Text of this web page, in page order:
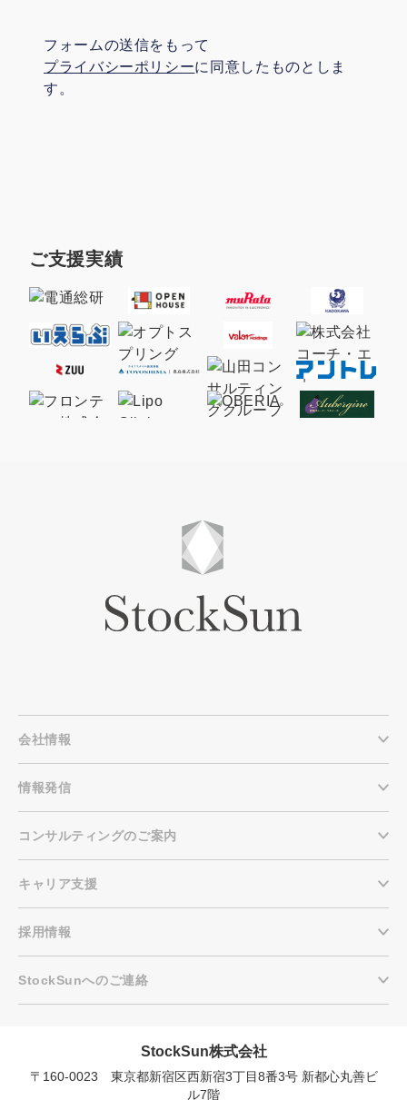
募集要項一覧
プロに無料相談をする
会社概要資料をダウンロー
ドする
フォームの送信をもって
プライバシーポリシーに同意したものとしま
す。
ご支援実績
会社情報
情報発信
コンサルティングのご案内
キャリア支援
採用情報
StockSunへのご連絡
StockSun株式会社
〒160-0023 東京都新宿区西新宿3丁目8番3号 新都心丸善ビ
ル7階